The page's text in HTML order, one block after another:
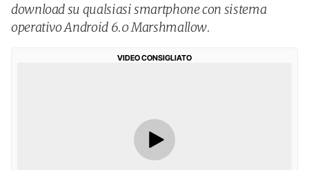
download su qualsiasi smartphone con sistema
operativo Android 6.0 Marshmallow.
VIDEO CONSIGLIATO